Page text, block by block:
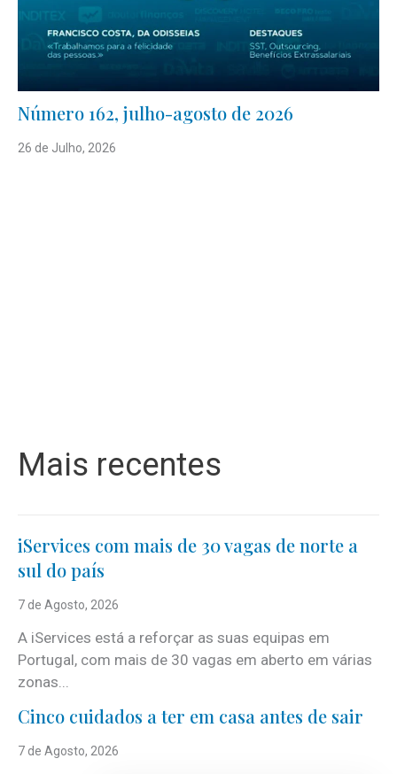
Número 162, julho-agosto de 2026
26 de Julho, 2026
Mais recentes
iServices com mais de 30 vagas de norte a
sul do país
7 de Agosto, 2026
A iServices está a reforçar as suas equipas em
Portugal, com mais de 30 vagas em aberto em várias
zonas...
Cinco cuidados a ter em casa antes de sair
7 de Agosto, 2026